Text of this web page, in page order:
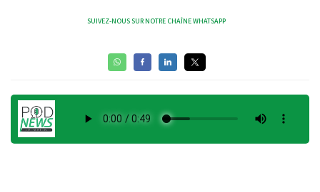
SUIVEZ-NOUS SUR NOTRE CHAÎNE WHATSAPP